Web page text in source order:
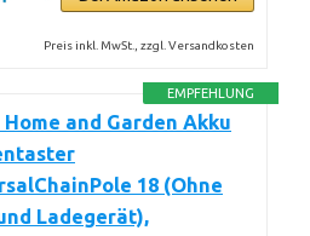
Preis inkl. MwSt., zzgl. Versandkosten
EMPFEHLUNG
Home and Garden Akku
18 (Ohne
Ladegerät),